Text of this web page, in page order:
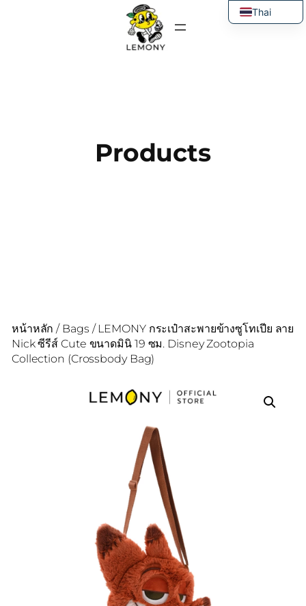
Products
หน้าหลัก / Bags / LEMONY กระเป๋าสะพายข้างซูโทเปีย ลาย
Nick ซีรีส์ Cute ขนาดมินิ 19 ซม. Disney Zootopia
Collection (Crossbody Bag)
Thai